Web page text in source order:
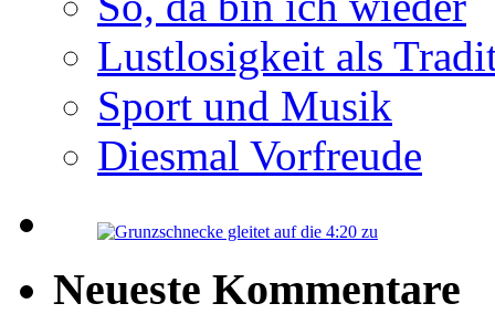
Lustlosigkeit als
Sport und Musik
Diesmal Vorfreude
Neueste Kommentare